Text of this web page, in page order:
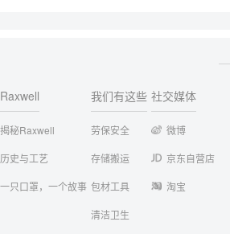
Raxwell
揭秘Raxwell
历史与工艺
一只口罩，一个故事
我们有这些
劳保安全
存储搬运
包材工具
清洁卫生
社交媒体
微博
京东自营店
淘宝